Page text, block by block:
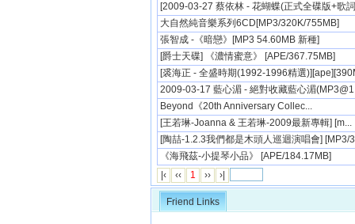
[2009-03-27 蔡依林 - 花蝴蝶(正式全碟版+歌
大自然純音樂系列6CD[MP3/320K/755MB]
張智成 -《暗戀》[MP3 54.60MB 新種]
[爵士天碟] 《濃情蜜意》 [APE/367.75MB]
[裘海正 - 全盛時期(1992-1996精選
2009-03-17 藍心湄 - 絕對收藏藍心湄
Beyond《20th Anniversary Collec...
[王若琳-Joanna & 王若琳-2009最新專輯] [m...
[陶喆-1.2.3我們都是木頭人巡迴演唱會] [MP3/
《海飛茲-小提琴小品》 [APE/184.17MB]
|‹
‹‹ 1 ›› ›|
Friend Links